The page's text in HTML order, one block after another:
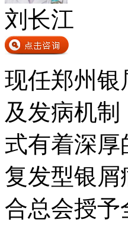
刘长江
现任郑州银
及发病机
式有着深
复发型银屑
合总会授予